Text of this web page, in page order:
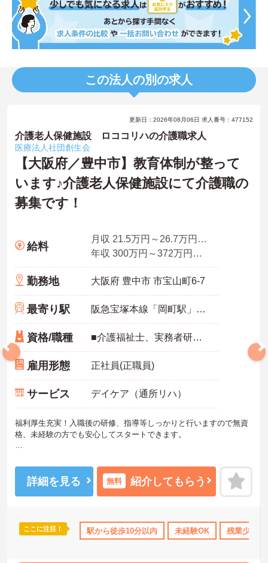
この法人の別の求人
残業少なめ 無資格OK 年間休日110日以上 ブランクOK
更新日：2026年08月06日 求人番号：477152
介護老人保健施設 ロココリハの介護職求人
医療法人社団創生会
【大阪府／豊中市】教育体制が整って
います♪介護老人保健施設にて介護職の
募集です！
給料
月収 21.5万円～26.7万円程度(諸手当込み）
年収 300万円～372万円程度(諸手当込み）
勤務地 大阪府 豊中市 市宝山町6-7
最寄り駅 阪急宝塚本線「岡町駅」徒歩8分
資格/職種 ■介護福祉士、実務者研修(ヘルパー1級)、初任者研修(ヘルパー2級)あれば尚良し
雇用形態 正社員(正職員)
サービス デイケア（通所リハ）
福利厚生充実！入職後の研修、指導等しっかりと行いますので無資
格、未経験の方でも安心してスタートできます。
たしますのでお気軽にご相談ください。
詳細を見る 無料 紹介してもらう
ここに注目！ 駅から徒歩10分以内 未経験OK 残業少なめ